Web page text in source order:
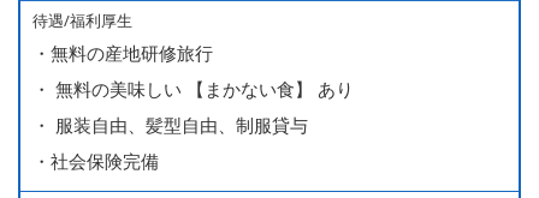
■ 昇給（随時）
■ 賞与 年２回（夏・秋）約１ヶ月分
■ インセンティブ制度（月額約4万円～20万円）
＊店長・料理長候補・統括店長・統括料理長候補の場合
待遇/福利厚生
・無料の産地研修旅行
・ 無料の美味しい 【まかない食】 あり
・ 服装自由、髪型自由、制服貸与
・社会保険完備